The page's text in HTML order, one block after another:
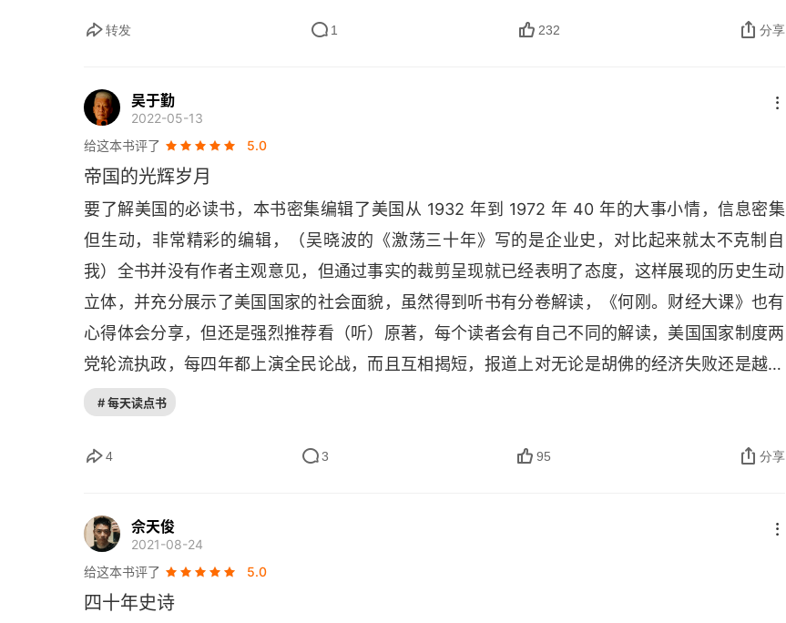
第二十章 对通用汽车公司有益的
第二十一章 主席先生，主席先生
第二十二章 从容前行
第二十四章 警笛声响起
第二十五章 改革动荡
第二十六章将军归营
光荣与梦想4
第二十九章 铭记勿忘
第三十章 权力的长臂
转发 1 232 分享
吴于勤
2022-05-13
给这本书评了
5.0
帝国的光辉岁月
要了解美国的必读书，本书密集编辑了美国从 1932 年到 1972 年 40 年的大事小情，信息密集
但生动，非常精彩的编辑，（吴晓波的《激荡三十年》写的是企业史，对比起来就太不克制自
我）全书并没有作者主观意见，但通过事实的裁剪呈现就已经表明了态度，这样展现的历史生动
立体，并充分展示了美国国家的社会面貌，虽然得到听书有分卷解读，《何刚。财经大课》也有
心得体会分享，但还是强烈推荐看（听）原著，每个读者会有自己不同的解读，美国国家制度两
党轮流执政，每四年都上演全民论战，而且互相揭短，报道上对无论是胡佛的经济失败还是越战
的错误不避讳，通读全书才能了解美国的多样性，有问题也有生机，在文化上中美有太多的不
苏和领导人推杯换盏的时候，越战还没有结束）
# 每天读点书
4 3 95 分享
佘天俊
2021-08-24
给这本书评了
5.0
四十年史诗